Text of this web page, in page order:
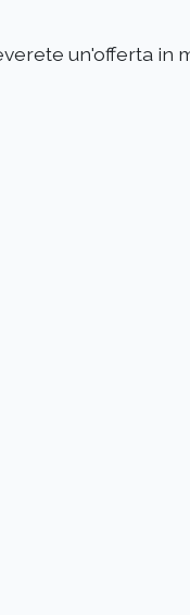
un'offerta in